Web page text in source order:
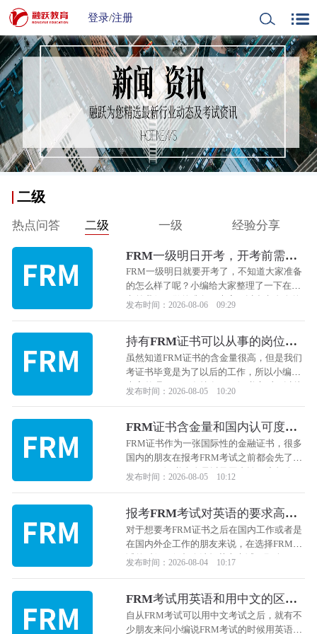
登录/注册
二级
热点问答 二级 一级 经验分享
FRM一级明日开考，开考前需要
做哪些准备？
FRM一级明日就要开考了，不知道大家准备
的怎么样了呢？小编给大家整理了一下在开
考前我们要做的准备，大家可以参考自身的
发布时间：2026-08-06 09:29
持有FRM证书可以从事的岗位有
哪些？
虽然知道FRM证书的含金量很高，但是我们
考证书毕竟是为了以后的工作，所以小编给
大家整理了一下在持有FRM证书之后可以从
发布时间：2026-08-05 10:20
FRM证书含金量和国内认可度怎
么样？
FRM证书作为一张国际性的金融证书，很多
国内的朋友在报考FRM考试之前都会先了解
一下FRM证书含金量以及国内认可度怎么
说。
发布时间：2026-08-05 10:12
报考FRM考试对英语的要求高
吗？
对于想要考FRM证书之后在国内工作或者是
在国内外企工作的朋友来说，在选择FRM考
试的时候一般都会选择英文考试，那么FRM
看吧！
发布时间：2026-08-04 10:17
FRM考试用英语和用中文的区别
大吗？
自从FRM考试可以用中文考试之后，就有不
少朋友来问小编说FRM考试的时候用英语和